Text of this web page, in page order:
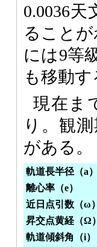
0.0036
ること
には9等
も移動す
現在ま
り。観
がある。
軌道長半径（a）
離心率（e）
近日点引数（ω）
昇交点黄経（Ω）
軌道傾斜角（i）